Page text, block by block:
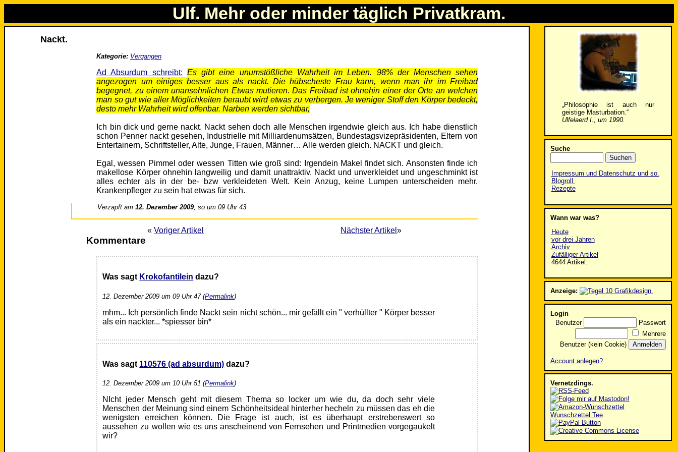
Ulf. Mehr oder minder täglich Privatkram.
Nackt.
Kategorie: Vergangen
Ad Absurdum schreibt: Es gibt eine unumstößliche Wahrheit im Leben. 98% der Menschen sehen
angezogen um einiges besser aus als nackt. Die hübscheste Frau kann, wenn man ihr im Freibad
begegnet, zu einem unansehnlichen Etwas mutieren. Das Freibad ist ohnehin einer der Orte an welchen
man so gut wie aller Möglichkeiten beraubt wird etwas zu verbergen. Je weniger Stoff den Körper bedeckt,
desto mehr Wahrheit wird offenbar. Narben werden sichtbar,
Ich bin dick und gerne nackt. Nackt sehen doch alle Menschen irgendwie gleich aus. Ich habe dienstlich
schon Penner nackt gesehen, Industrielle mit Milliardenumsätzen, Bundestagsvizepräsidenten, Eltern von
Entertainern, Schriftsteller, Alte, Junge, Frauen, Männer… Alle werden gleich. NACKT und gleich.
Egal, wessen Pimmel oder wessen Titten wie groß sind: Irgendein Makel findet sich. Ansonsten finde ich
makellose Körper ohnehin langweilig und damit unattraktiv. Nackt und unverkleidet und ungeschminkt ist
alles echter als in der be- bzw verkleideten Welt. Kein Anzug, keine Lumpen unterscheiden mehr.
Krankenpfleger zu sein hat etwas für sich.
Verzapft am12. Dezember 2009, so um 09 Uhr 43
« Voriger Artikel Nächster Artikel »
Kommentare
Was sagt Krokofantilein dazu?
12. Dezember 2009 um 09 Uhr 47 (Permalink)
mhm... Ich persönlich finde Nackt sein nicht schön... mir gefällt ein " verhüllter " Körper besser
als ein nackter... *spiesser bin*
Was sagt 110576 (ad absurdum) dazu?
12. Dezember 2009 um 10 Uhr 51 (Permalink)
NIcht jeder Mensch geht mit diesem Thema so locker um wie du, da doch sehr viele
Menschen der Meinung sind einem Schönheitsideal hinterher hecheln zu müssen das eh die
wenigsten erreichen können. Die Frage ist auch, ist es überhaupt erstrebenswert so
aussehen zu wollen wie es uns anscheinend von Fernsehen und Printmedien vorgegaukelt
wir?
„Philosophie ist auch nur
geistige Masturbation.“
Ulfelaerd I., um 1990.
Suche
Impressum und Datenschutz und so.
Blogroll.
Rezepte
Wann war was?
Heute
vor drei Jahren
Archiv
Zufälliger Artikel
4644 Artikel.
Anzeige:
Login
Benutzer
Passwort
Mehrere
Benutzer (kein Cookie)
Account anlegen?
Vernetzdings.
Wunschzettel Tee